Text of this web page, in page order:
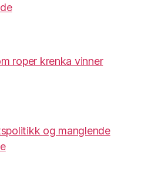
roper krenka vinner
og manglende